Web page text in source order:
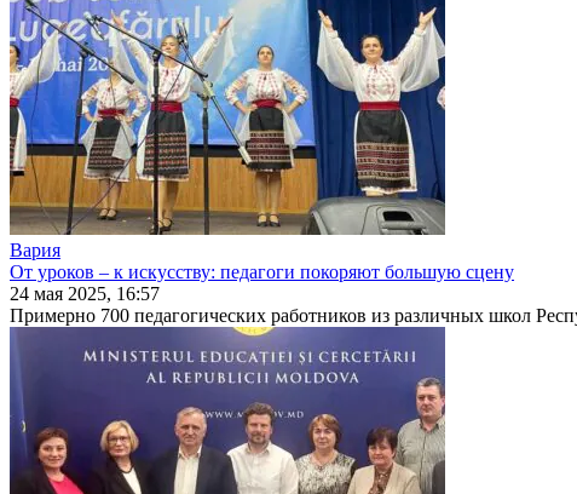
Вария
От уроков ‒ к искусству: педагоги покоряют большую сцену
24 мая 2025, 16:57
Примерно 700 педагогических работников из различных школ